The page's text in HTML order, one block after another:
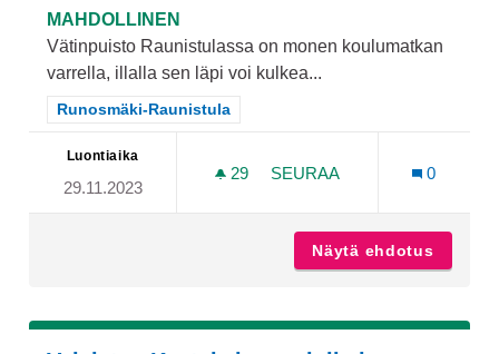
MAHDOLLINEN
Vätinpuisto Raunistulassa on monen koulumatkan
varrella, illalla sen läpi voi kulkea...
Rajaa tulokset teeman mukaan: Runosmäki-Raunistula
Runosmäki-Raunistula
Luontiaika
29.11.2023
29 29 SEURAAJAA
SEURAA
0
Näytä ehdotus